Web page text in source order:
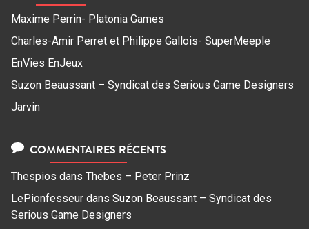
Maxime Perrin- Platonia Games
Charles-Amir Perret et Philippe Gallois- SuperMeeple
EnVies EnJeux
Suzon Beaussant – Syndicat des Serious Game Designers
Jarvin
COMMENTAIRES RÉCENTS
Thespios dans Thebes – Peter Prinz
LePionfesseur dans Suzon Beaussant – Syndicat des
Serious Game Designers